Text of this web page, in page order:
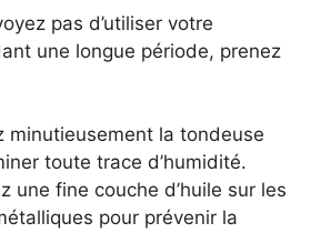
pas d’utiliser votre
une longue période, prenez
minutieusement la tondeuse
toute trace d’humidité.
une fine couche d’huile sur les
pour prévenir la